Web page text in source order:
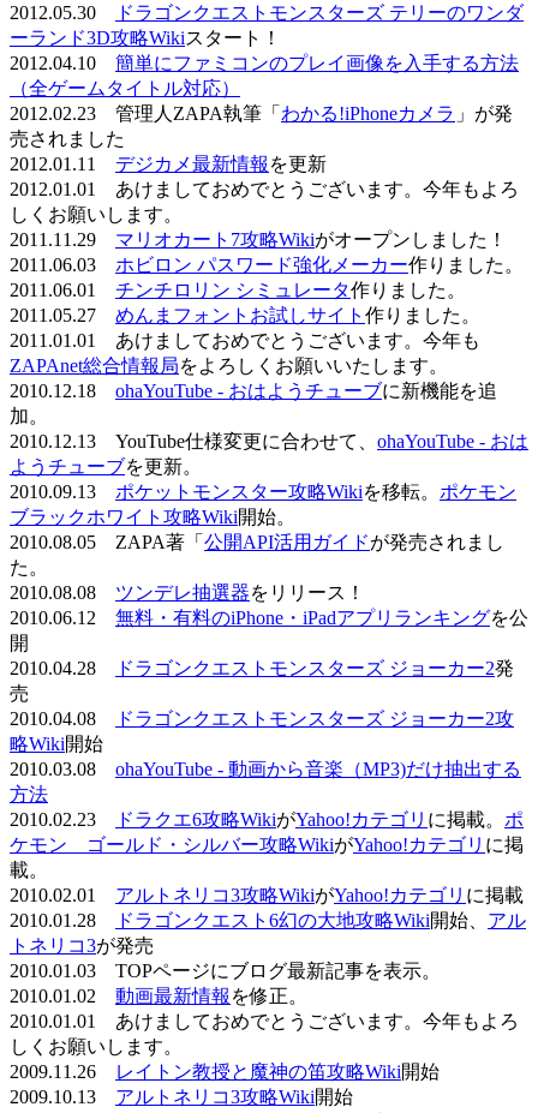
2012.05.30
ドラゴンクエストモンスターズ テリーのワンダ
ーランド3D攻略Wikiスタート！
2012.04.10 簡単にファミコンのプレイ画像を入手する方法
（全ゲームタイトル対応）
2012.02.23 管理人ZAPA執筆「 わかる!iPhoneカメラ 」が発
売されました
2012.01.11 デジカメ最新情報 を更新
2012.01.01 あけましておめでとうございます。今年もよろ
しくお願いします。
2011.11.29 マリオカート7攻略Wikiがオープンしました！
2011.06.03 ホビロン パスワード強化メーカー作りました。
2011.06.01 チンチロリン シミュレータ作りました。
2011.05.27 めんまフォントお試しサイト 作りました。
2011.01.01 あけましておめでとうございます。今年も
ZAPAnet総合情報局をよろしくお願いいたします。
2010.12.18 ohaYouTube - おはようチューブに新機能を追
加。
2010.12.13 YouTube仕様変更に合わせて、 ohaYouTube - おは
ようチューブを更新。
2010.09.13 ポケットモンスター攻略Wikiを移転。 ポケモン
ブラックホワイト攻略Wiki開始。
2010.08.05 ZAPA著「 公開API活用ガイドが発売されまし
た。
2010.08.08 ツンデレ抽選器をリリース！
2010.06.12 無料・有料のiPhone・iPadアプリランキングを公
開
2010.04.28
ドラゴンクエストモンスターズ ジョーカー2発
売
2010.04.08
ドラゴンクエストモンスターズ ジョーカー2攻
略Wiki開始
2010.03.08 ohaYouTube - 動画から音楽（MP3)だけ抽出する
方法
2010.02.23
ドラクエ6攻略WikiがYahoo!カテゴリ に掲載。 ポ
ケモン ゴールド・シルバー攻略WikiがYahoo!カテゴリ に掲
載。
2010.02.01 アルトネリコ3攻略WikiがYahoo!カテゴリ に掲載
2010.01.28
ドラゴンクエスト6幻の大地攻略Wiki開始、 アル
トネリコ3が発売
2010.01.03 TOPページにブログ最新記事を表示。
2010.01.02 動画最新情報 を修正。
2010.01.01 あけましておめでとうございます。今年もよろ
しくお願いします。
2009.11.26
レイトン教授と魔神の笛攻略Wiki開始
2009.10.13 アルトネリコ3攻略Wiki開始